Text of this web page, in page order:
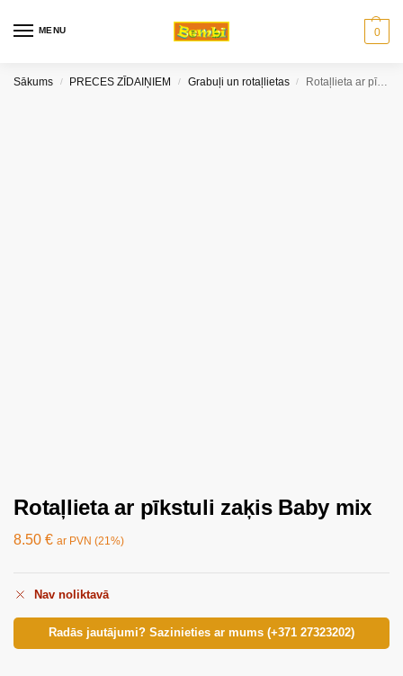
MENU 0
Sākums / PRECES ZĪDAIŅIEM / Grabuļi un rotaļlietas / Rotaļlieta ar pīkstuli zaķis Baby mix
Rotaļlieta ar pīkstuli zaķis Baby mix
8.50 € ar PVN (21%)
Nav noliktavā
Radās jautājumi? Sazinieties ar mums (+371 27323202)